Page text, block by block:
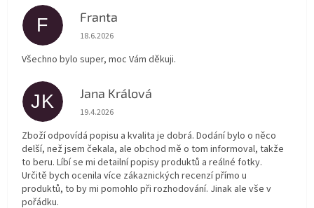
F Franta
Hodnocení obchodu je 5 z 5 hvězdiček.
18.6.2026
Všechno bylo super, moc Vám děkuji.
JK Jana Králová
Hodnocení obchodu je 5 z 5 hvězdiček.
19.4.2026
Zboží odpovídá popisu a kvalita je dobrá. Dodání bylo o něco
delší, než jsem čekala, ale obchod mě o tom informoval, takže
to beru. Líbí se mi detailní popisy produktů a reálné fotky.
Určitě bych ocenila více zákaznických recenzí přímo u
produktů, to by mi pomohlo při rozhodování. Jinak ale vše v
pořádku.